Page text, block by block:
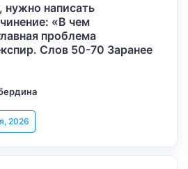
нужно написать
«В чем
проблема
Слов 50-70 Заранее
2026